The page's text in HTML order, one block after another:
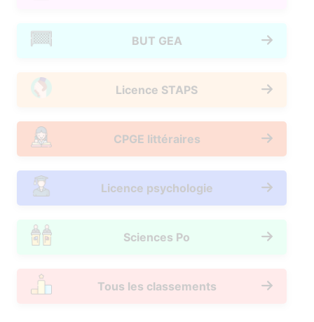
BUT GEA
Licence STAPS
CPGE littéraires
Licence psychologie
Sciences Po
Tous les classements